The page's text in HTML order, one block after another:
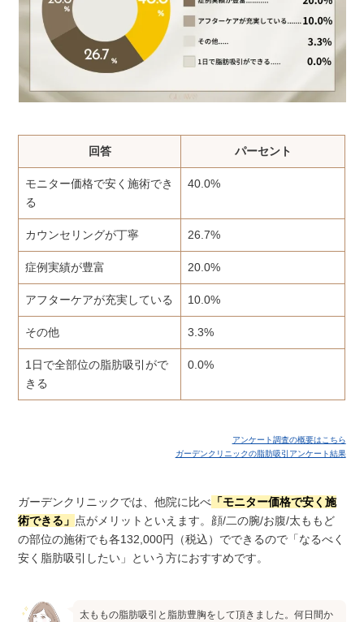
回答 パーセント
モニター価格で安く施術でき
る
40.0%
カウンセリングが丁寧 26.7%
症例実績が豊富 20.0%
アフターケアが充実している 10.0%
その他 3.3%
1日で全部位の脂肪吸引がで
きる
0.0%
アンケート調査の概要はこちら
ガーデンクリニックの脂肪吸引アンケート結果
ガーデンクリニックでは、他院に比べ 「モニター価格で安く施
術できる」 点がメリットといえます。顔/二の腕/お腹/太ももど
の部位の施術でも各132,000円（税込）でできるので「なるべく
安く脂肪吸引したい」という方におすすめです。
太ももの脂肪吸引と脂肪豊胸をして頂きました。何日間か